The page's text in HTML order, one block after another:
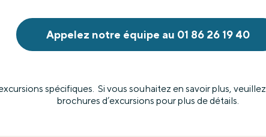
Appelez notre équipe au 01 86 26 19 40
spécifiques. Si vous souhaitez en savoir plus, veuillez
brochures d’excursions pour plus de détails.